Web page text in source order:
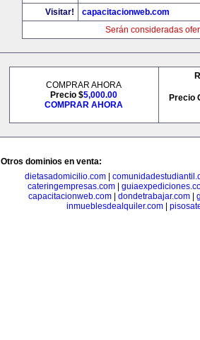
Visitar!
capacitacionweb.com
Serán consideradas
COMPRAR AHORA
Precio $5,000.00
COMPRAR AHORA
Precio
Otros dominios en venta:
dietasadomicilio.com
cateringempresas.com|
capacitacionweb.com
dondetrabajar.com
inmueblesdealquiler.com